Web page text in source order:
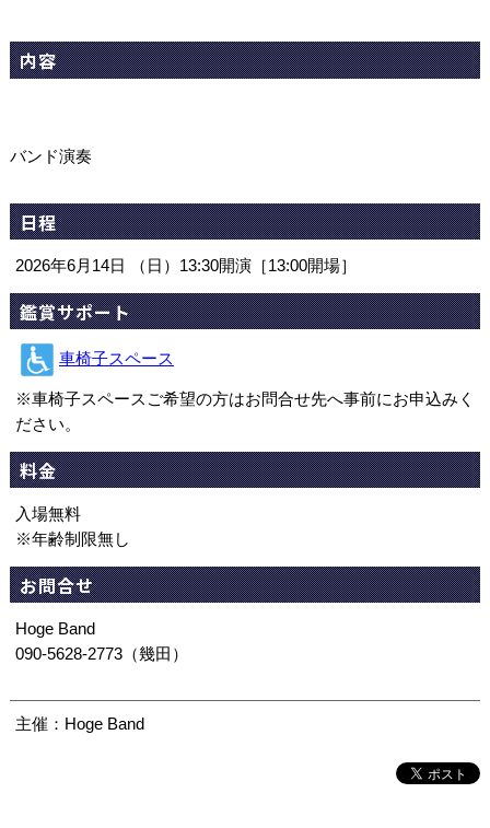
内容
バンド演奏
日程
2026年6月14日 （日）13:30開演［13:00開場］
鑑賞サポート
車椅子スペース
※車椅子スペースご希望の方はお問合せ先へ事前にお申込みく
ださい。
料金
入場無料
※年齢制限無し
お問合せ
Hoge Band
090-5628-2773（幾田）
主催：Hoge Band